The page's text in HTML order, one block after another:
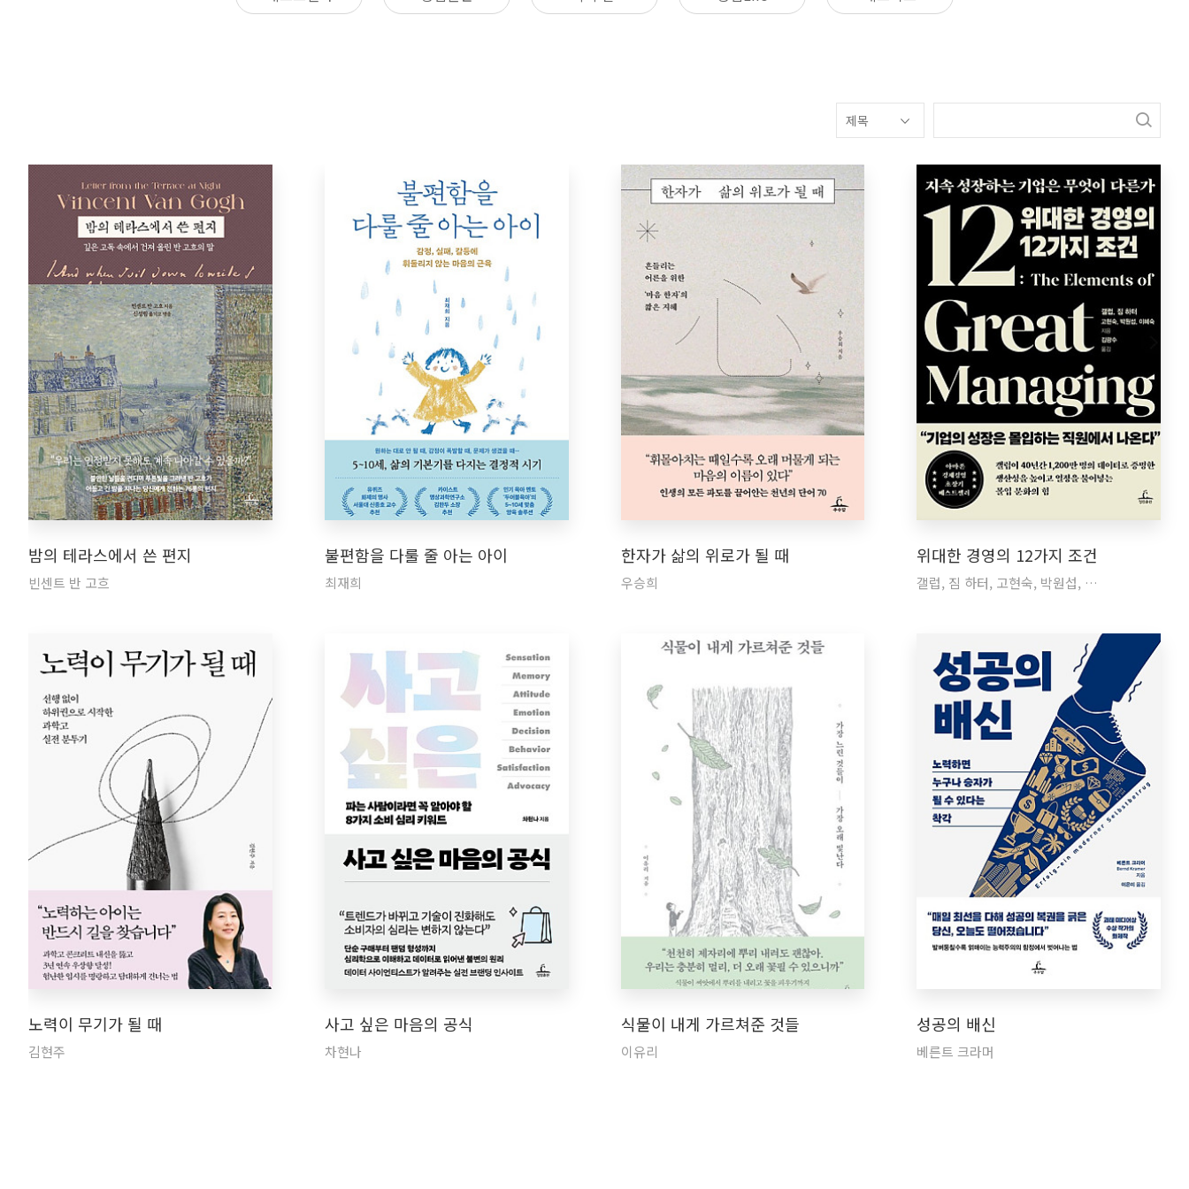
밤의 테라스에서 쓴 편지
빈센트 반 고흐
불편함을 다룰 줄 아는 아이
최재희
한자가 삶의 위로가 될 때
우승희
위대한 경영의 12가지 조건
갤럽, 짐 하터, 고현숙, 박원섭, …
노력이 무기가 될 때
김현주
사고 싶은 마음의 공식
차현나
식물이 내게 가르쳐준 것들
이유리
성공의 배신
베른트 크라머